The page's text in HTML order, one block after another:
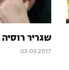
שגריר
03.03.2017